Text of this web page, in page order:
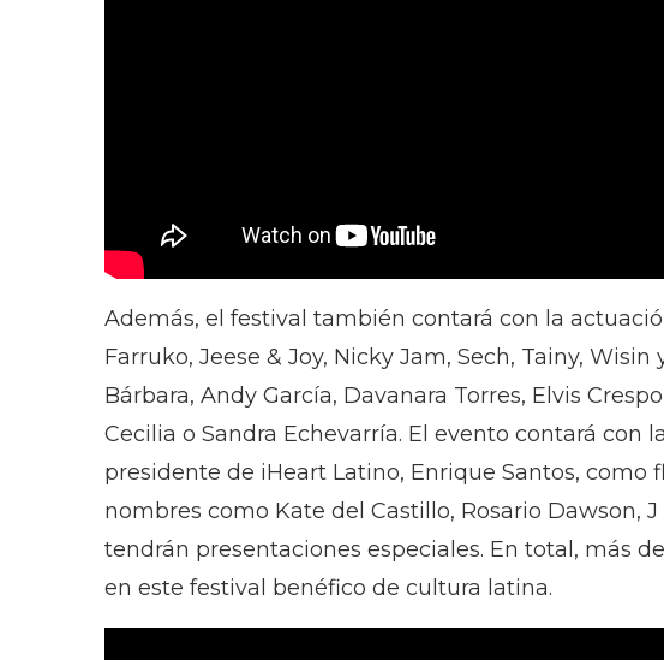
Además, el festival también contará con la
Farruko, Jeese & Joy, Nicky Jam, Sech, Tainy, Wisin
Bárbara, Andy García, Davanara Torres, Elvis
Cecilia o Sandra Echevarría. El evento contará con
presidente de iHeart Latino, Enrique Santos, como
nombres como Kate del Castillo, Rosario Dawson,
tendrán presentaciones especiales. En total, más
en este festival benéfico de cultura latina.